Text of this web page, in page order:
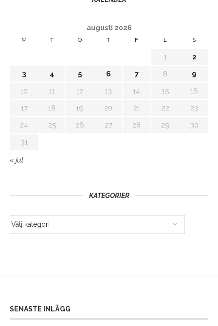
augusti 2026
M T O T F L S
1
2
3
4 5 6 7 8
9
10
11 12 13 14 15
16
17
18 19 20 21 22
23
24
25 26 27 28 29
30
31
« jul
KATEGORIER
SENASTE INLÄGG